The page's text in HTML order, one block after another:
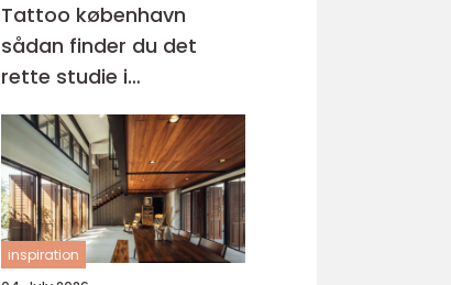
Tattoo københavn
sådan finder du det
rette studie i
hovedstaden
inspiration